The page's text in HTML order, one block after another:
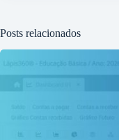
Posts relacionados